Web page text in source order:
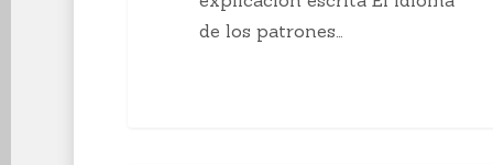
de los patrones…